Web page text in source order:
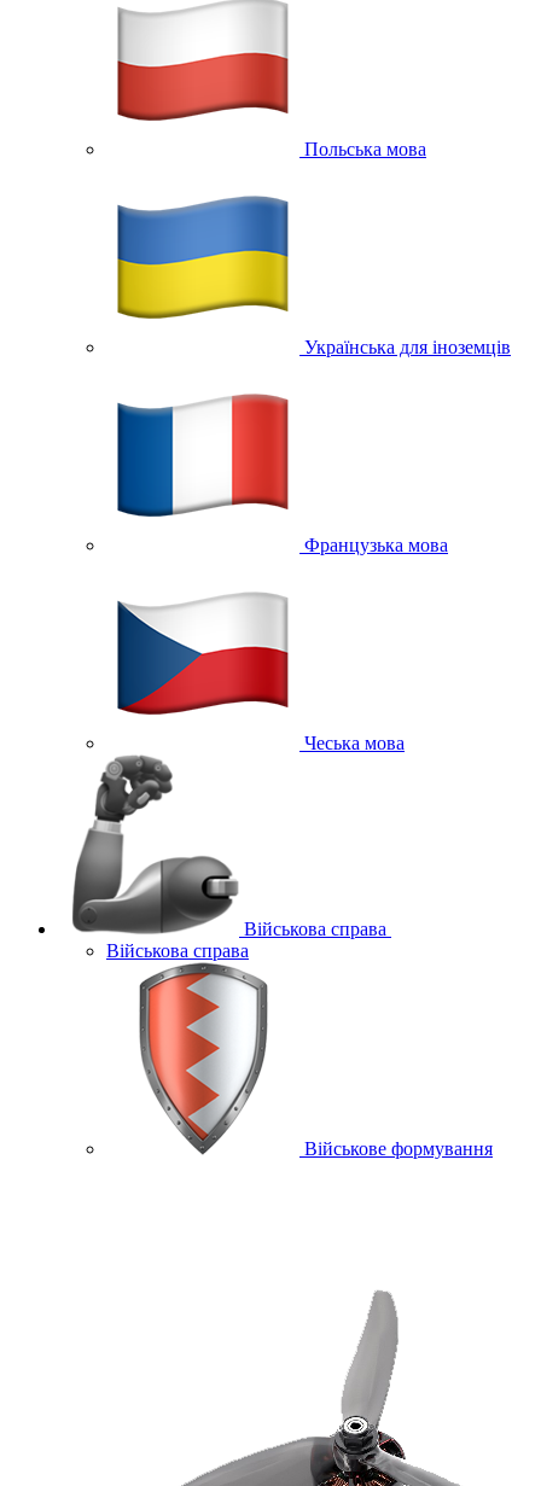
Польська мова
Українська для іноземців
Французька мова
Чеська мова
Військова справа
Військова справа
Військове формування